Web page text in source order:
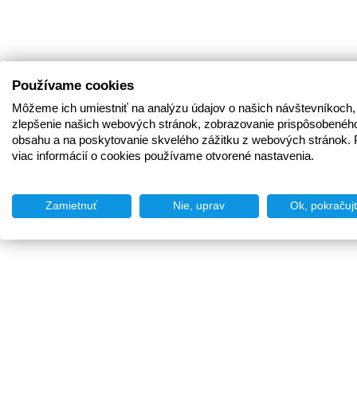
Používame cookies
Môžeme ich umiestniť na analýzu údajov o našich
zlepšenie našich webových stránok, zobrazovanie
obsahu a na poskytovanie skvelého zážitku z webových stránok.
viac informácií o cookies používame otvorené nastavenia.
Zamietnuť Nie, uprav Ok,